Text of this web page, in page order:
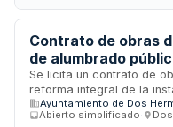
precio como oferta más
Contrato de obras
de alumbrado
Palmeras de
Se licita un contrato de
reforma integral de la
Urbanización Las
Hermanas, Sevilla. El
Ayuntamiento de Dos
Abierto simplificado